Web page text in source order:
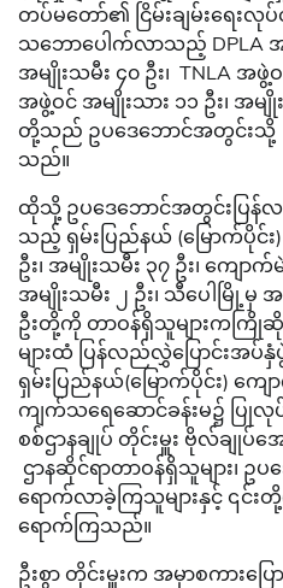
တပ်မတော်၏ ငြိမ်းချမ်းရေးလုပ်
သဘောပေါက်လာသည့် DPLA အ
အမျိုးသမီး ၄၀ ဦး၊ TNLA အဖွဲ့
အဖွဲ့ဝင် အမျိုးသား ၁၁ ဦး၊ အမျိုး
တို့သည် ဥပဒေဘောင်အတွင်းသို့
သည်။
ထိုသို့ ဥပဒေဘောင်အတွင်းပြန်
သည့် ရှမ်းပြည်နယ် (မြောက်ပိုင်း)
ဦး၊ အမျိုးသမီး ၃၇ ဦး၊ ကျော
အမျိုးသမီး ၂ ဦး၊ သီပေါမြို့မှ အ
ဦးတို့ကို တာဝန်ရှိသူများကက
များထံ ပြန်လည်လွှဲပြောင်းအ
ရှမ်းပြည်နယ်(မြောက်ပိုင်း) ကျေ
ကျက်သရေဆောင်ခန်းမ၌ ပြုလု
စစ်ဌာနချုပ် တိုင်းမှူး ဗိုလ်ချုပ်အေ
ဌာနဆိုင်ရာတာဝန်ရှိသူများ၊
ရောက်လာခဲ့ကြသူများနှင့် ၎င်
ရောက်ကြသည်။
ဦးစွာ တိုင်းမှူးက အမှာစကားပြ